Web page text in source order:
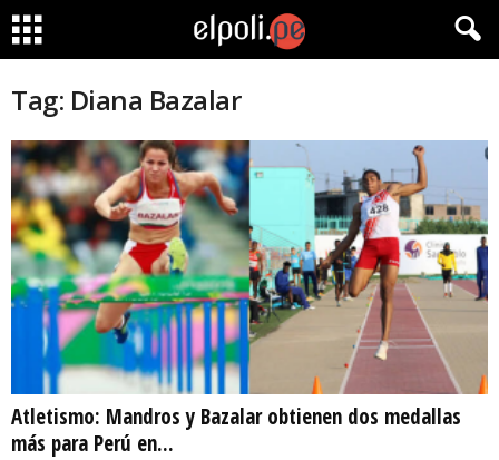
Tag: Diana Bazalar
Atletismo: Mandros y Bazalar obtienen dos medallas
más para Perú en...